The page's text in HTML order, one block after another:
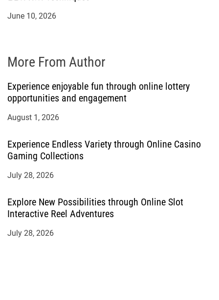
June 10, 2026
More From Author
Experience enjoyable fun through online lottery
opportunities and engagement
August 1, 2026
Experience Endless Variety through Online Casino
Gaming Collections
July 28, 2026
Explore New Possibilities through Online Slot
Interactive Reel Adventures
July 28, 2026